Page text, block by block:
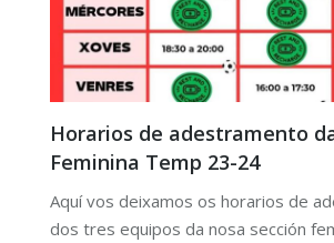
Horarios de adestramento
Feminina Temp 23-24
Aquí vos deixamos os horarios de
dos tres equipos da nosa sección